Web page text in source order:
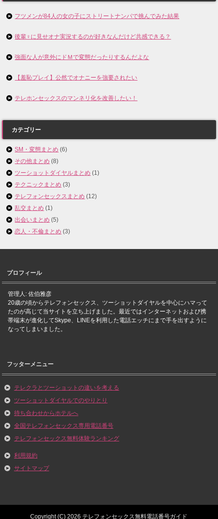
フツメンが84人の女の子にストリートナンパで挑んでみた結果
後輩♀に見せオナ実況するのが好きなんだけど共感できる？
強面な人が意外にドＭで変態だったりするんだよな
【羞恥プレイ】公然でオナニーを強要されたい
テレホンセックスのマンネリ化を改善したい！
カテゴリー
SM・変態まとめ (6)
その他まとめ (8)
ツーショットダイヤルまとめ (1)
テクニックまとめ (3)
テレフォンセックスまとめ (12)
乱交まとめ (1)
出会いまとめ (5)
恋人・不倫まとめ (3)
プロフィール
管理人: 佐伯雅彦
20歳の頃からテレフォンセックス、ツーショットダイヤルを中心にハマって
たのが高じて当サイトを立ち上げました。最近ではインターネットおよび携
帯端末が進化してSkype、LINEを利用した電話エッチにまで手を出すように
なってしまいました。
フッターメニュー
テレクラとツーショットの違いを考える
ツーショットダイヤルでのやりとり
待ち合わせからホテルへ
全国テレフォンセックス専用電話番号
テレフォンセックス無料体験ランキング
利用規約
サイトマップ
Copyright (C) 2026 テレフォンセックス無料電話番号ガイド